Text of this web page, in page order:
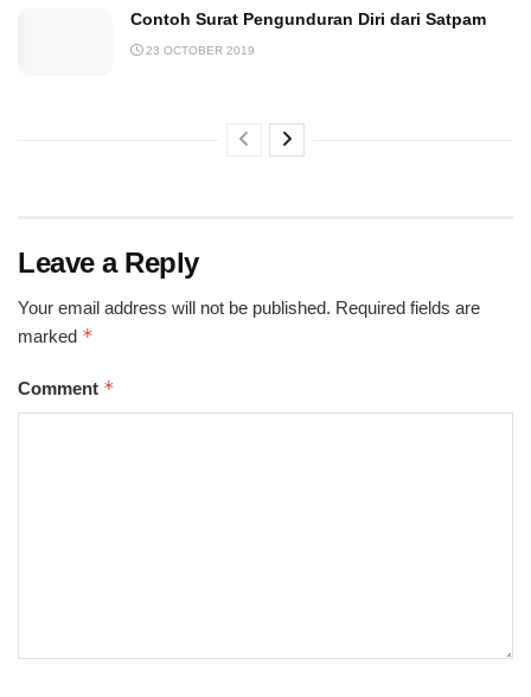
Contoh Surat Pengunduran Diri dari Satpam
23 OCTOBER 2019
Leave a Reply
Your email address will not be published. Required fields are
marked *
Comment *